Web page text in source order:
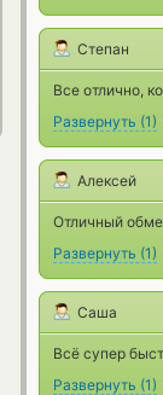
Степан
Все отлично,
Развернуть (1)
Алексей
Отличный
Развернуть (1)
Саша
Всё супер
Развернуть (1)